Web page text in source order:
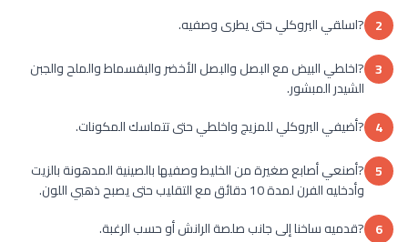
2 ?اسلقي البروكلي حتى يطرى وصفيه.
3 ?اخلطي البيض مع البصل والبصل الأخضر والبقسماط والملح والجبن
الشيدر المبشور.
4 ?أضيفي البروكلي للمزيج واخلطي حتى تتماسك المكونات.
5 ?أصنعي أصابع صغيرة من الخليط وصفيها بالصينية المدهونة بالزيت
وأدخليه الفرن لمدة 10 دقائق مع التقليب حتى يصبح ذهبي اللون.
6 ?قدميه ساخنا إلى جانب صلصة الرانش أو حسب الرغبة.